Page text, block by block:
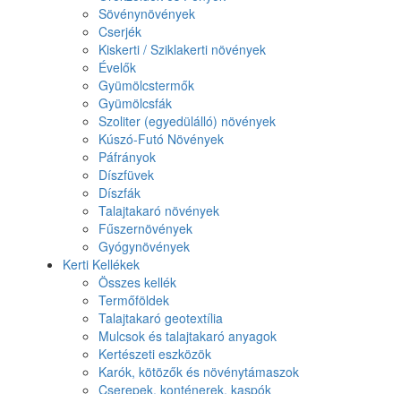
Sövénynövények
Cserjék
Kiskerti / Sziklakerti növények
Évelők
Gyümölcstermők
Gyümölcsfák
Szoliter (egyedülálló) növények
Kúszó-Futó Növények
Páfrányok
Díszfüvek
Díszfák
Talajtakaró növények
Fűszernövények
Gyógynövények
Kerti Kellékek
Összes kellék
Termőföldek
Talajtakaró geotextília
Mulcsok és talajtakaró anyagok
Kertészeti eszközök
Karók, kötözők és növénytámaszok
Cserepek, konténerek, kaspók